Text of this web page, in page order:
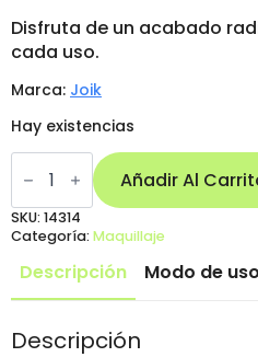
Disfruta de un acabado
cada uso.
Marca: Joik
Hay existencias
Iluminador
en
Stick
Joik
Champagne
Shimmer
con
Aceites
Ecológicos
Añadir Al
SKU: 14314
Categoría: Maquillaje
Descripción Modo de uso
Descripción